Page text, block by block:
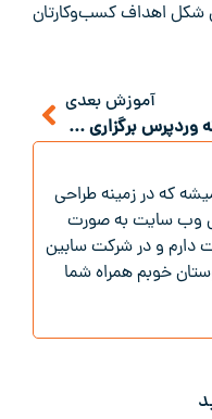
شکل اهداف کسب‌وکارتان
آموزش بعدی
افزونه وردپرس برگزاری دوره های آموزشی
میشه که در زمینه طراحی
وب سایت به صورت
دارم و در شرکت سابین
خوبم همراه شما